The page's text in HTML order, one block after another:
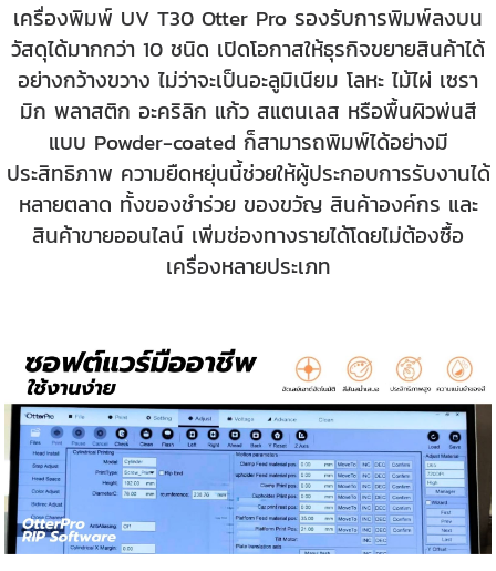
เครื่องพิมพ์ UV T30 Otter Pro รองรับการพิมพ์ลงบน
วัสดุได้มากกว่า 10 ชนิด เปิดโอกาสให้ธุรกิจขยายสินค้าได้
อย่างกว้างขวาง ไม่ว่าจะเป็นอะลูมิเนียม โลหะ ไม้ไผ่ เซรา
มิก พลาสติก อะคริลิก แก้ว สแตนเลส หรือพื้นผิวพ่นสี
แบบ Powder-coated ก็สามารถพิมพ์ได้อย่างมี
ประสิทธิภาพ ความยืดหยุ่นนี้ช่วยให้ผู้ประกอบการรับงานได้
หลายตลาด ทั้งของชำร่วย ของขวัญ สินค้าองค์กร และ
สินค้าขายออนไลน์ เพิ่มช่องทางรายได้โดยไม่ต้องซื้อ
เครื่องหลายประเภท